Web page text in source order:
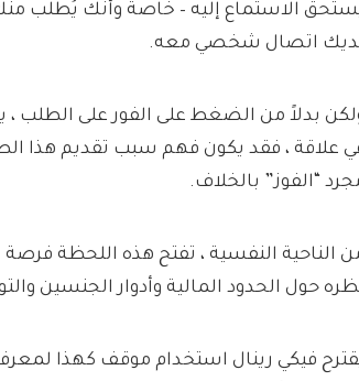
الاستماع إليه – خاصة وأنك
اتصال شخصي معه.
بدلاً من الضغط على الفور على الطلب ،
علاقة ، فقد يكون فهم سبب تقديم هذا
“الفوز” بالخلاف.
الناحية النفسية ، تفتح هذه اللحظة
حول الحدود المالية وأدوار الجنسين
فيكي رينال استخدام موقف كهذا